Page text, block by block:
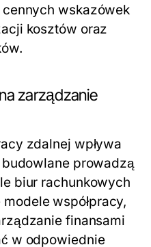
wskazówek
kosztów oraz
zarządzanie
zdalnej wpływa
prowadzą
biur rachunkowych
współpracy,
finansami
w odpowiednie